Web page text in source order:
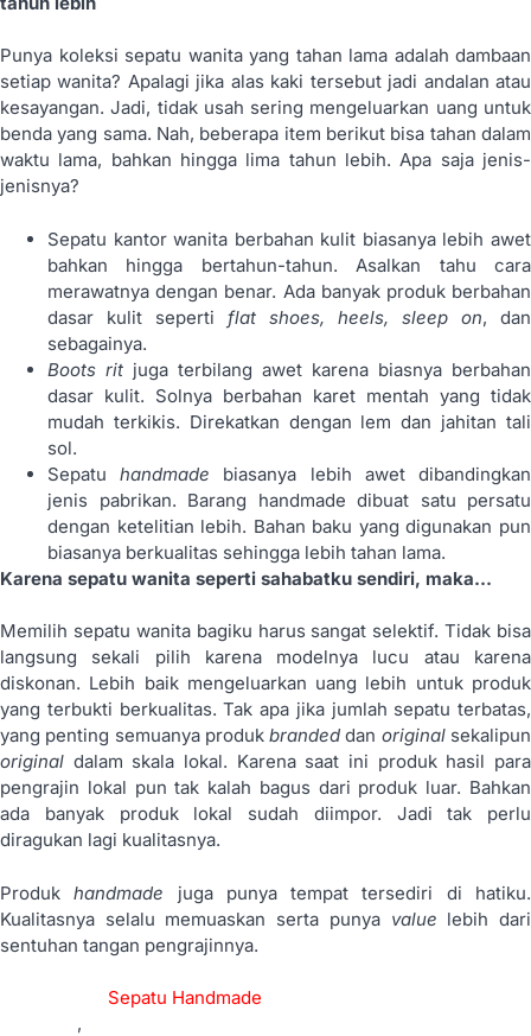
Punya koleksi sepatu wanita yang tahan lama adalah dambaan
setiap wanita? Apalagi jika alas kaki tersebut jadi andalan atau
kesayangan. Jadi, tidak usah sering mengeluarkan uang untuk
benda yang sama. Nah, beberapa item berikut bisa tahan dalam
waktu lama, bahkan hingga lima tahun lebih. Apa saja jenis-
jenisnya?
Sepatu kantor wanita berbahan kulit biasanya lebih awet
bahkan hingga bertahun-tahun. Asalkan tahu cara
merawatnya dengan benar. Ada banyak produk berbahan
dasar kulit seperti flat shoes, heels, sleep on, dan
sebagainya.
Boots rit juga terbilang awet karena biasnya berbahan
dasar kulit. Solnya berbahan karet mentah yang tidak
mudah terkikis. Direkatkan dengan lem dan jahitan tali
sol.
Sepatuhandmade biasanya lebih awet dibandingkan
jenis pabrikan. Barang handmade dibuat satu persatu
dengan ketelitian lebih. Bahan baku yang digunakan pun
biasanya berkualitas sehingga lebih tahan lama.
Karena sepatu wanita seperti sahabatku sendiri, maka…
Memilih sepatu wanita bagiku harus sangat selektif. Tidak bisa
langsung sekali pilih karena modelnya lucu atau karena
diskonan. Lebih baik mengeluarkan uang lebih untuk produk
yang terbukti berkualitas. Tak apa jika jumlah sepatu terbatas,
yang penting semuanya produkbranded dan originalsekalipun
original dalam skala lokal. Karena saat ini produk hasil para
pengrajin lokal pun tak kalah bagus dari produk luar. Bahkan
ada banyak produk lokal sudah diimpor. Jadi tak perlu
diragukan lagi kualitasnya.
Produkhandmade juga punya tempat tersediri di hatiku.
Kualitasnya selalu memuaskan serta punya value lebih dari
sentuhan tangan pengrajinnya.
Sepatu Handmade
,